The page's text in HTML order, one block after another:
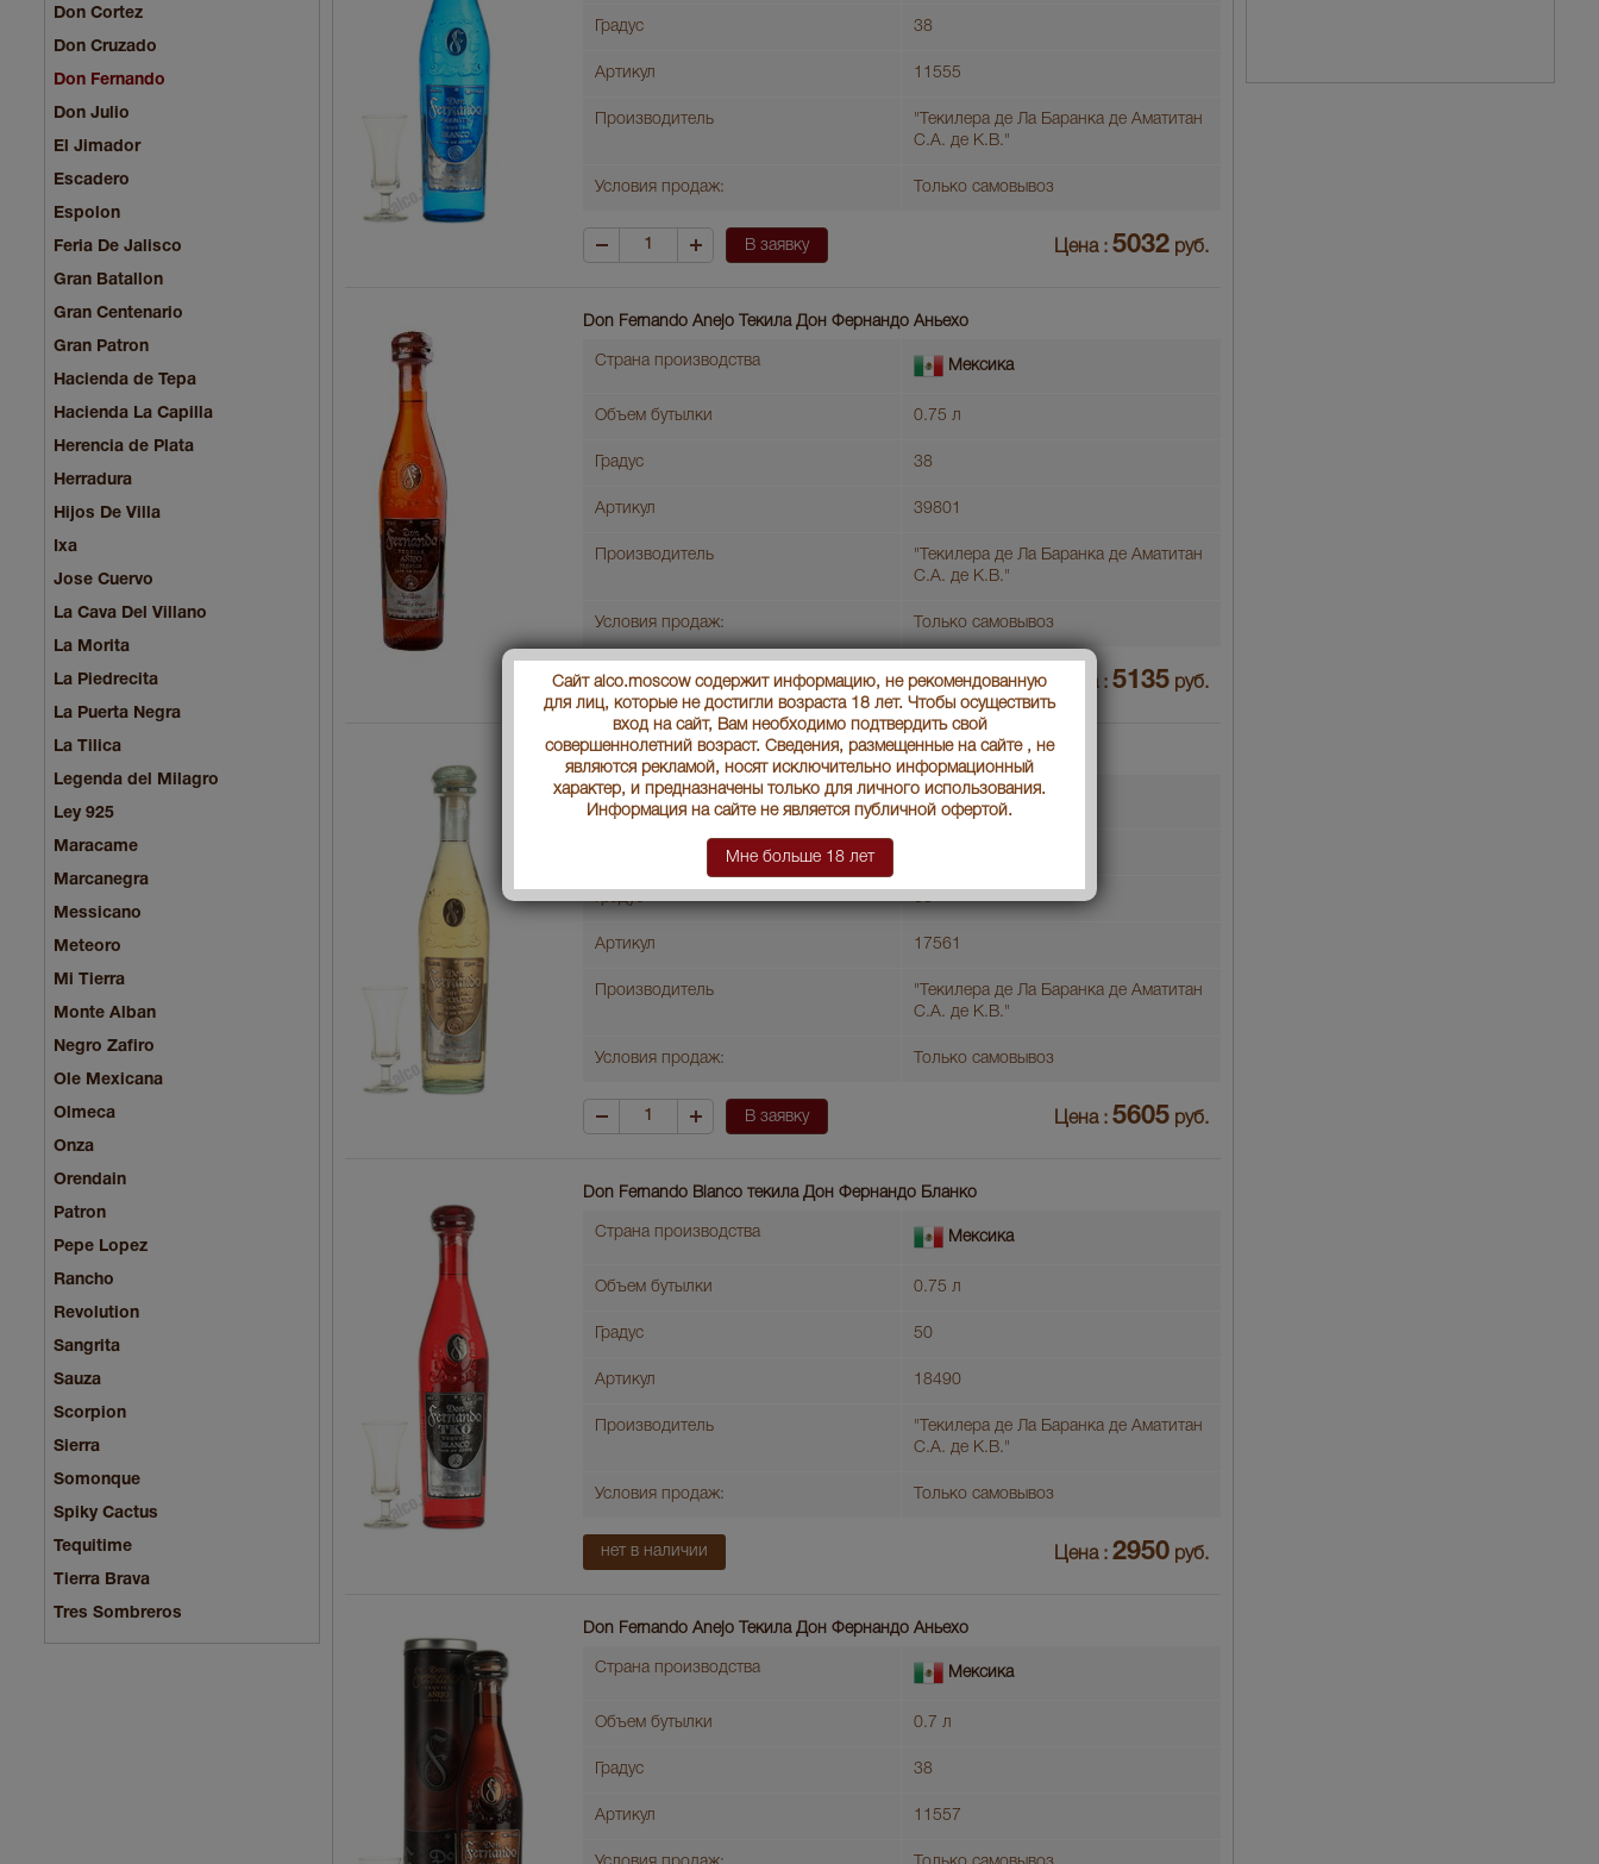
Don Cortez
Don Cruzado
Don Fernando
Don Julio
El Jimador
Escadero
Espolon
Feria De Jalisco
Gran Batallon
Gran Centenario
Gran Patron
Hacienda de Tepa
Hacienda La Capilla
Herencia de Plata
Herradura
Hijos De Villa
Ixa
Jose Cuervo
La Cava Del Villano
La Morita
La Piedrecita
La Puerta Negra
La Tilica
Legenda del Milagro
Ley 925
Maracame
Marcanegra
Messicano
Meteoro
Mi Tierra
Monte Alban
Negro Zafiro
Ole Mexicana
Olmeca
Onza
Orendain
Patron
Pepe Lopez
Rancho
Revolution
Sangrita
Sauza
Scorpion
Sierra
Somonque
Spiky Cactus
Tequitime
Tierra Brava
Tres Sombreros
Градус 38
Артикул 11555
Производитель
"Текилера де Ла Баранка де Аматитан
С.А. де К.В."
Условия продаж: Только самовывоз
В заявку Цена : 5032 руб.
Don Fernando Anejo Текила Дон Фернандо Аньехо
Страна производства Мексика
Объем бутылки 0.75 л
Градус 38
Артикул 39801
Производитель
"Текилера де Ла Баранка де Аматитан
С.А. де К.В."
Условия продаж: Только самовывоз
В заявку Цена : 5135 руб.
Don Fernando Reposado текила Дон Фернандо Репосадо
Страна производства Мексика
Градус 38
Артикул 17561
Производитель
"Текилера де Ла Баранка де Аматитан
С.А. де К.В."
Условия продаж: Только самовывоз
В заявку Цена : 5605 руб.
Don Fernando Blanco текила Дон Фернандо Бланко
Страна производства Мексика
Объем бутылки 0.75 л
Градус 50
Артикул 18490
Производитель
"Текилера де Ла Баранка де Аматитан
С.А. де К.В."
Условия продаж: Только самовывоз
нет в наличии Цена : 2950 руб.
Don Fernando Anejo Текила Дон Фернандо Аньехо
Страна производства Мексика
Объем бутылки 0.7 л
Градус 38
Артикул 11557
Сайт alco.moscow содержит информацию, не рекомендованную
для лиц, которые не достигли возраста 18 лет. Чтобы осуществить
вход на сайт, Вам необходимо подтвердить свой
совершеннолетний возраст. Сведения, размещенные на сайте , не
являются рекламой, носят исключительно информационный
характер, и предназначены только для личного использования.
Информация на сайте не является публичной офертой.
Мне больше 18 лет